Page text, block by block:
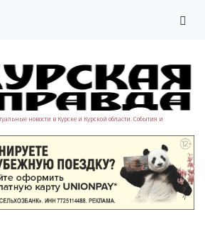
новости в Курске и Курской области. События и